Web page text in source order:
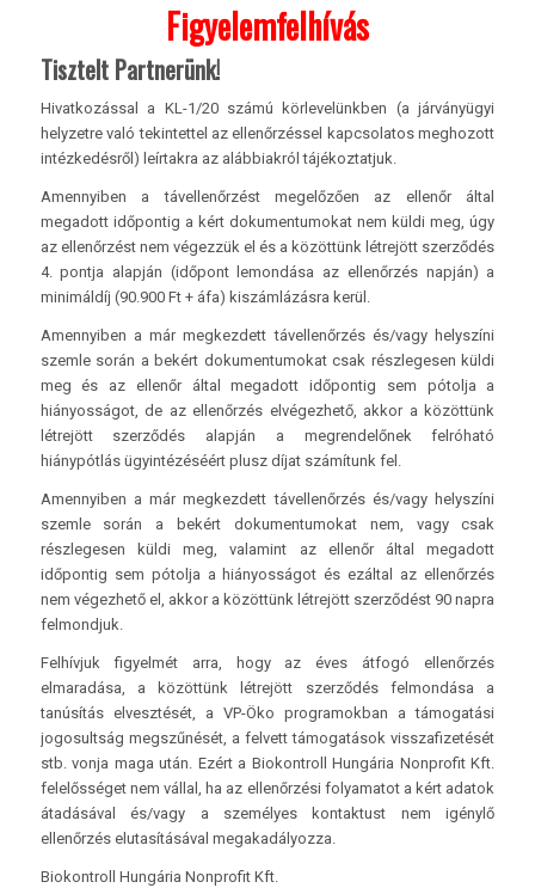
Figyelemfelhívás
Tisztelt Partnerünk!
Hivatkozással a KL-1/20 számú körlevelünkben (a járványügyi
helyzetre való tekintettel az ellenőrzéssel kapcsolatos meghozott
intézkedésről) leírtakra az alábbiakról tájékoztatjuk.
Amennyiben a távellenőrzést megelőzően az ellenőr által
megadott időpontig a kért dokumentumokat nem küldi meg, úgy
az ellenőrzést nem végezzük el és a közöttünk létrejött szerződés
4. pontja alapján (időpont lemondása az ellenőrzés napján) a
minimáldíj (90.900 Ft + áfa) kiszámlázásra kerül.
Amennyiben a már megkezdett távellenőrzés és/vagy helyszíni
szemle során a bekért dokumentumokat csak részlegesen küldi
meg és az ellenőr által megadott időpontig sem pótolja a
hiányosságot, de az ellenőrzés elvégezhető, akkor a közöttünk
létrejött szerződés alapján a megrendelőnek felróható
hiánypótlás ügyintézéséért plusz díjat számítunk fel.
Amennyiben a már megkezdett távellenőrzés és/vagy helyszíni
szemle során a bekért dokumentumokat nem, vagy csak
részlegesen küldi meg, valamint az ellenőr által megadott
időpontig sem pótolja a hiányosságot és ezáltal az ellenőrzés
nem végezhető el, akkor a közöttünk létrejött szerződést 90 napra
felmondjuk.
Felhívjuk figyelmét arra, hogy az éves átfogó ellenőrzés
elmaradása, a közöttünk létrejött szerződés felmondása a
tanúsítás elvesztését, a VP-Öko programokban a támogatási
jogosultság megszűnését, a felvett támogatások visszafizetését
stb. vonja maga után. Ezért a Biokontroll Hungária Nonprofit Kft.
felelősséget nem vállal, ha az ellenőrzési folyamatot a kért adatok
átadásával és/vagy a személyes kontaktust nem igénylő
ellenőrzés elutasításával megakadályozza.
Biokontroll Hungária Nonprofit Kft.